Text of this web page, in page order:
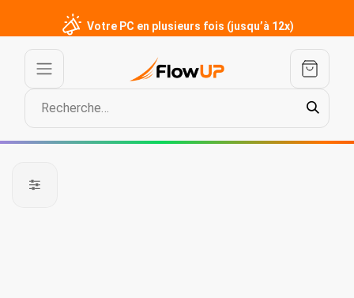
Votre PC en plusieurs fois (jusqu’à 12x)